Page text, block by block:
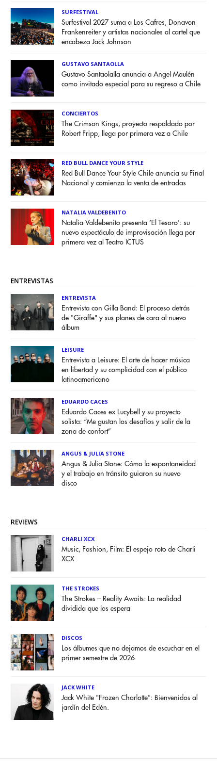
SURFESTIVAL
Surfestival 2027 suma a Los Cafres, Donavon
Frankenreiter y artistas nacionales al cartel que
encabeza Jack Johnson
GUSTAVO SANTAOLLA
Gustavo Santaolalla anuncia a Angel Maulén
como invitado especial para su regreso a Chile
CONCIERTOS
The Crimson Kings, proyecto respaldado por
Robert Fripp, llega por primera vez a Chile
RED BULL DANCE YOUR STYLE
Red Bull Dance Your Style Chile anuncia su Final
Nacional y comienza la venta de entradas
NATALIA VALDEBENITO
Natalia Valdebenito presenta ‘El Tesoro’: su
nuevo espectáculo de improvisación llega por
primera vez al Teatro ICTUS
ENTREVISTAS
ENTREVISTA
Entrevista con Gilla Band: El proceso detrás
de "Giraffe" y sus planes de cara al nuevo
álbum
LEISURE
Entrevista a Leisure: El arte de hacer música
en libertad y su complicidad con el público
latinoamericano
EDUARDO CACES
Eduardo Caces ex Lucybell y su proyecto
solista: “Me gustan los desafíos y salir de la
zona de confort”
ANGUS & JULIA STONE
Angus & Julia Stone: Cómo la espontaneidad
y el trabajo en tránsito guiaron su nuevo
disco
REVIEWS
CHARLI XCX
Music, Fashion, Film: El espejo roto de Charli
XCX
THE STROKES
The Strokes – Reality Awaits: La realidad
dividida que los espera
DISCOS
Los álbumes que no dejamos de escuchar en el
primer semestre de 2026
JACK WHITE
Jack White "Frozen Charlotte": Bienvenidos al
jardín del Edén.